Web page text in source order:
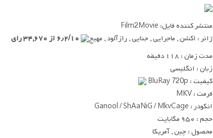
منتشر کننده فایل: Film2Movie
ژانر : اکشن , ماجرایی , جنایی , رازآلود , مهیج
مدت زمان : ۱۱۸ دقیقه
زبان : انگلیسی
کیفیت : BluRay 720p
فرمت : MKV
انکودر : Ganool / ShAaNiG / MkvCage
حجم : ۹۵۰ مگابایت
محصول : چین , آمریکا